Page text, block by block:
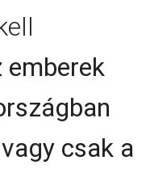
emberek
csak a